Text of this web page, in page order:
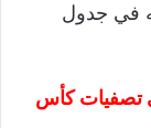
في جدول
تصفيات كأس